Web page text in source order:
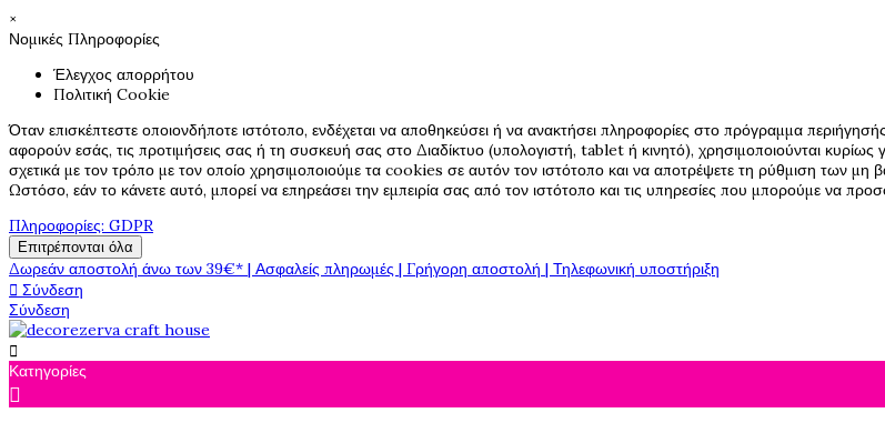
×
Νομικές Πληροφορίες
Έλεγχος απορρήτου
Πολιτική Cookie
Όταν επισκέπτεστε οποιονδήποτε ιστότοπο, ενδέχεται να αποθηκεύσει ή να ανακτήσει πληροφορίες στο πρόγραμμα
αφορούν εσάς, τις προτιμήσεις σας ή τη συσκευή σας στο Διαδίκτυο (υπολογιστή, tablet ή κινητό), χρησιμοποιούνται κυρίως
σχετικά με τον τρόπο με τον οποίο χρησιμοποιούμε τα cookies σε αυτόν τον ιστότοπο και να αποτρέψετε τη ρύθμιση των μη
Ωστόσο, εάν το κάνετε αυτό, μπορεί να επηρεάσει την εμπειρία σας από τον ιστότοπο και τις υπηρεσίες που μπορούμε να
Πληροφορίες: GDPR
Επιτρέπονται όλα
Δωρεάν αποστολή άνω των 39€* | Ασφαλείς πληρωμές | Γρήγορη αποστολή | Τηλεφωνική υποστήριξη
 Σύνδεση
Σύνδεση

Κατηγορίες
